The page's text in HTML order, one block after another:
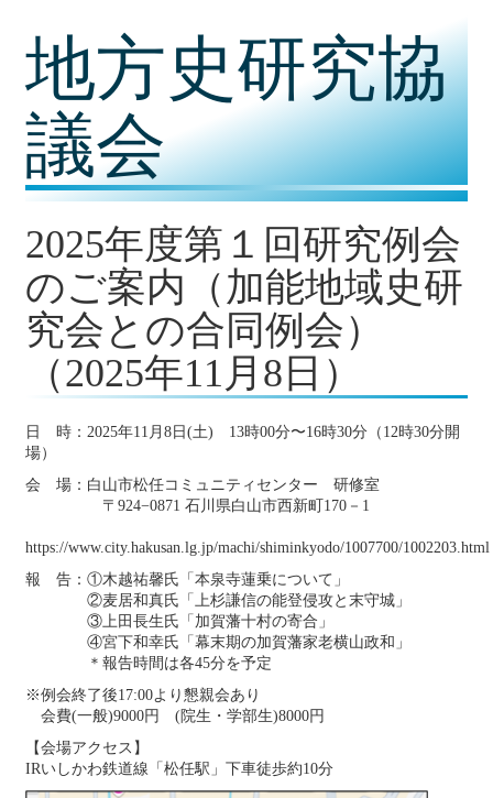
地方史研究協
議会
2025年度第１回研究例会
のご案内（加能地域史研
究会との合同例会）
（2025年11月8日）
日 時：2025年11月8日(土) 13時00分〜16時30分（12時30分開
場）
会 場：白山市松任コミュニティセンター 研修室
〒924−0871 石川県白山市西新町170－1
https://www.city.hakusan.lg.jp/machi/shiminkyodo/1007700/1002203.html
報 告：①木越祐馨氏「本泉寺蓮乗について」
②麦居和真氏「上杉謙信の能登侵攻と末守城」
③上田長生氏「加賀藩十村の寄合」
④宮下和幸氏「幕末期の加賀藩家老横山政和」
＊報告時間は各45分を予定
※例会終了後17:00より懇親会あり
会費(一般)9000円 (院生・学部生)8000円
【会場アクセス】
IRいしかわ鉄道線「松任駅」下車徒歩約10分